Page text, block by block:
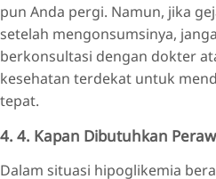
pun Anda pergi. Namun, jika
setelah mengonsumsinya,
berkonsultasi dengan dokter
kesehatan terdekat untuk
tepat.
4. 4. Kapan Dibutuhkan
Dalam situasi hipoglikemia